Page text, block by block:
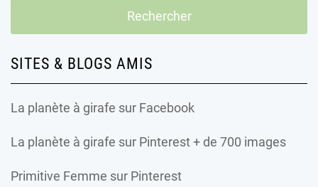
SITES & BLOGS AMIS
La planète à girafe sur Facebook
La planète à girafe sur Pinterest + de 700 images
Primitive Femme sur Pinterest